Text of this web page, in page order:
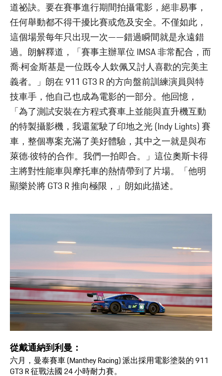
道祕訣。要在賽事進行期間拍攝電影，絕非易事，
任何舉動都不得干擾比賽或危及安全。不僅如此，
這個場景每年只出現一次——錯過瞬間就是永遠錯
過。朗解釋道，「賽事主辦單位 IMSA 非常配合，而
喬·柯金斯基是一位既令人欽佩又討人喜歡的完美主
義者。」朗在 911 GT3 R 的方向盤前訓練演員與特
技車手，他自己也成為電影的一部分。他回憶，
「為了測試安裝在方程式賽車上並能與直升機互動
的特製攝影機，我還駕駛了印地之光 (Indy Lights) 賽
車，整個專案充滿了美好體驗，其中之一就是與布
萊德·彼特的合作。我們一拍即合。」這位奧斯卡得
主將對性能車與摩托車的熱情帶到了片場。「他明
顯樂於將 GT3 R 推向極限，」朗如此描述。
從戴通納到利曼：
六月，曼泰賽車 (Manthey Racing) 派出採用電影塗裝的 911
GT3 R 征戰法國 24 小時耐力賽。